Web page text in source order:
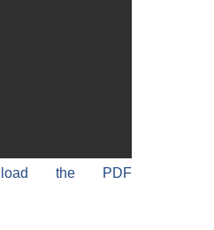
the PDF